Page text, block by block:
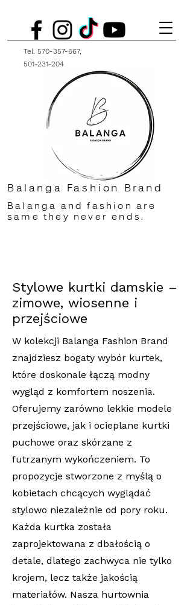
Tel. 570-357-667,
501-231-204
Balanga Fashion Brand
Balanga and fashion are
same they never ends.
Stylowe kurtki damskie –
zimowe, wiosenne i
przejściowe
W kolekcji Balanga Fashion Brand
znajdziesz bogaty wybór kurtek,
które doskonale łączą modny
wygląd z komfortem noszenia.
Oferujemy zarówno lekkie modele
przejściowe, jak i ocieplane kurtki
puchowe oraz skórzane z
futrzanym wykończeniem. To
propozycje stworzone z myślą o
kobietach chcących wyglądać
stylowo niezależnie od pory roku.
Każda kurtka została
zaprojektowana z dbałością o
detale, dlatego zachwyca nie tylko
krojem, lecz także jakością
materiałów. Nasza hurtownia